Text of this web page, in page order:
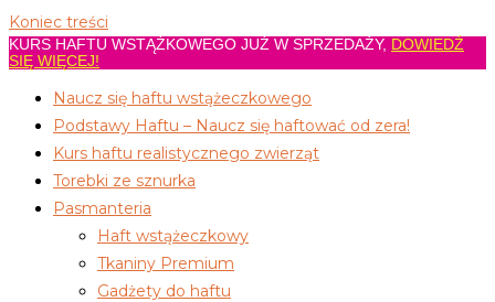
Koniec treści
KURS HAFTU WSTĄŻKOWEGO JUŻ W SPRZEDAŻY, DOWIEDŹ
SIĘ WIĘCEJ!
Naucz się haftu wstążeczkowego
Podstawy Haftu – Naucz się haftować od zera!
Kurs haftu realistycznego zwierząt
Torebki ze sznurka
Pasmanteria
Haft wstążeczkowy
Tkaniny Premium
Gadżety do haftu